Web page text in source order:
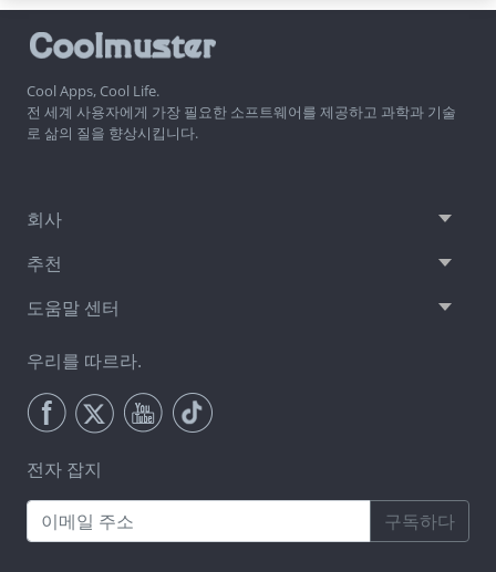
Cool Apps, Cool Life.
전 세계 사용자에게 가장 필요한 소프트웨어를 제공하고 과학과 기술
로 삶의 질을 향상시킵니다.
회사
추천
도움말 센터
우리를 따르라.
전자 잡지
구독하다